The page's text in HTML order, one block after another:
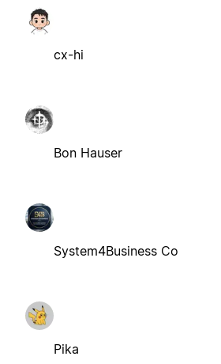
cx-hi
Bon Hauser
System4Business Co
Pika